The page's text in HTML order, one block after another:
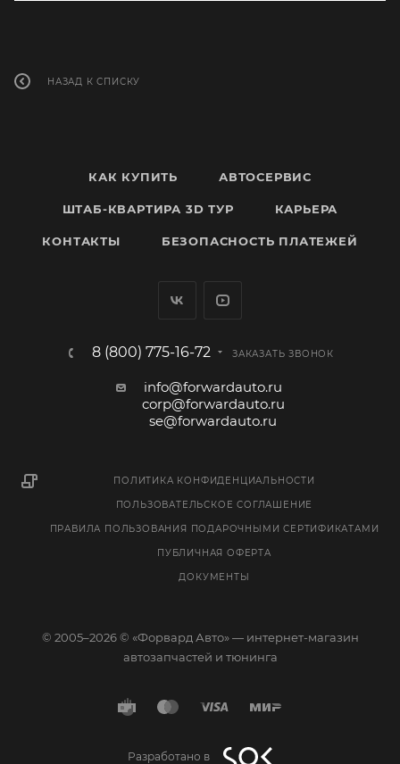
НАЗАД К СПИСКУ
КАК КУПИТЬ АВТОСЕРВИС
ШТАБ-КВАРТИРА 3D ТУР КАРЬЕРА
КОНТАКТЫ БЕЗОПАСНОСТЬ ПЛАТЕЖЕЙ
8 (800) 775-16-72 ЗАКАЗАТЬ ЗВОНОК
info@forwardauto.ru
corp@forwardauto.ru
se@forwardauto.ru
ПОЛИТИКА КОНФИДЕНЦИАЛЬНОСТИ
ПОЛЬЗОВАТЕЛЬСКОЕ СОГЛАШЕНИЕ
ПРАВИЛА ПОЛЬЗОВАНИЯ ПОДАРОЧНЫМИ СЕРТИФИКАТАМИ
ПУБЛИЧНАЯ ОФЕРТА
ДОКУМЕНТЫ
© 2005–2026 © «Форвард Авто» — интернет-магазин
автозапчастей и тюнинга
Разработано в